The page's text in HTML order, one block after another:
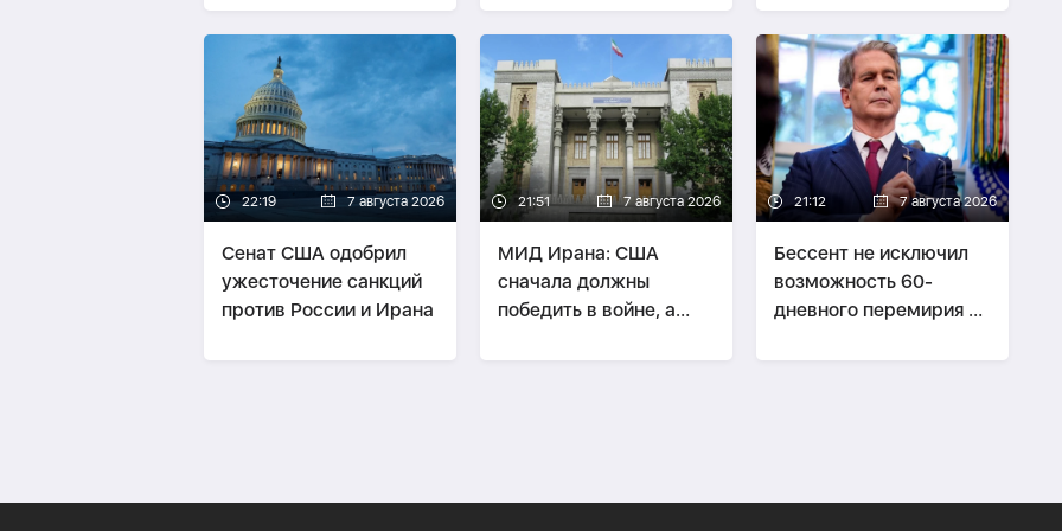
оказывавших
финансовую помощь
Ирану
22:19 7 августа 2026
Сенат США одобрил
ужесточение санкций
против России и Ирана
21:51 7 августа 2026
МИД Ирана: США
сначала должны
победить в войне, а
«трофеях» Ирана
21:12 7 августа 2026
Бессент не исключил
возможность 60-
дневного перемирия с